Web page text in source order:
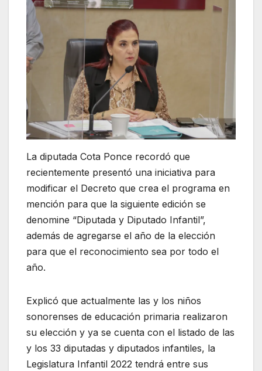
La diputada Cota Ponce recordó que
recientemente presentó una iniciativa para
modificar el Decreto que crea el programa en
mención para que la siguiente edición se
denomine “Diputada y Diputado Infantil”,
además de agregarse el año de la elección
para que el reconocimiento sea por todo el
año.
Explicó que actualmente las y los niños
sonorenses de educación primaria realizaron
su elección y ya se cuenta con el listado de las
y los 33 diputadas y diputados infantiles, la
Legislatura Infantil 2022 tendrá entre sus